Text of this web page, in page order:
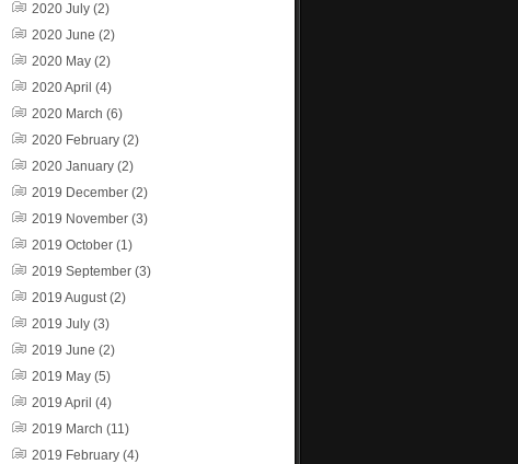
2020 July (2)
2020 June (2)
2020 May (2)
2020 April (4)
2020 March (6)
2020 February (2)
2020 January (2)
2019 December (2)
2019 November (3)
2019 October (1)
2019 September (3)
2019 August(2)
2019 July (3)
2019 June (2)
2019 May (5)
2019 April (4)
2019 March (11)
2019 February (4)